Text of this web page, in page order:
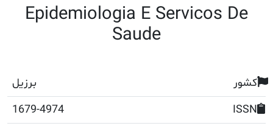
Epidemiologia E Servicos
Saude
1679-4974